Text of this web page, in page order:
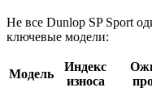
Не все Dunlop SP Sport
ключевые модели:
Модель
Индекс
износа